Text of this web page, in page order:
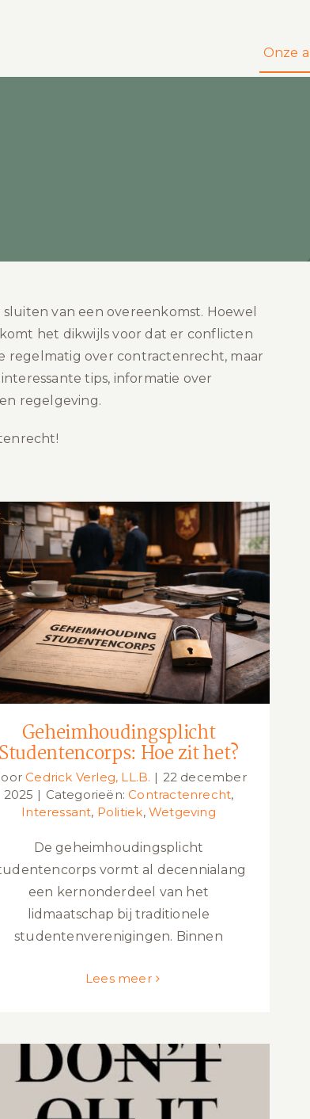
Onze
van een overeenkomst. Hoewel
het dikwijls voor dat er conflicten
regelmatig over contractenrecht, maar
tips, informatie over
regelgeving.
Geheimhoudingsplicht
Studentencorps: Hoe zit het?
Geheimhoudingsplicht
Studentencorps: Hoe zit het?
Cedrick Verleg, LL.B. | 22 december
2025 | Categorieën: Contractenrecht,
Interessant, Politiek, Wetgeving
De geheimhoudingsplicht
vormt al decennialang
een kernonderdeel van het
lidmaatschap bij traditionele
studentenverenigingen. Binnen
Lees meer